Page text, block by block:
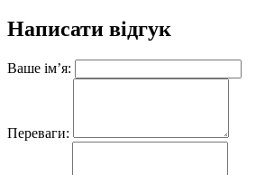
Написати відгук
Ваше ім’я:
Переваги: